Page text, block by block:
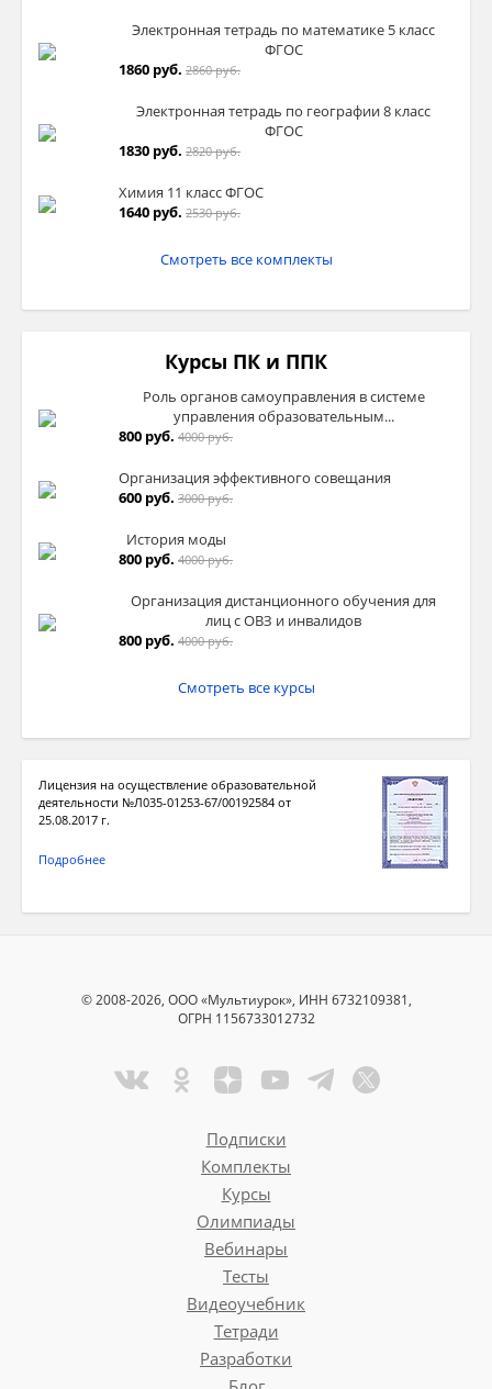
Электронная тетрадь по математике 5 класс
ФГОС
1860 руб. 2860 руб.
Электронная тетрадь по географии 8 класс
ФГОС
1830 руб. 2820 руб.
Химия 11 класс ФГОС
1640 руб. 2530 руб.
Смотреть все комплекты
Курсы ПК и ППК
Роль органов самоуправления в системе
управления образовательным...
800 руб. 4000 руб.
Организация эффективного совещания
600 руб. 3000 руб.
История моды
800 руб. 4000 руб.
Организация дистанционного обучения для
лиц с ОВЗ и инвалидов
800 руб. 4000 руб.
Смотреть все курсы
Лицензия на осуществление образовательной
деятельности №Л035-01253-67/00192584 от
25.08.2017 г.
Подробнее
© 2008-2026, ООО «Мультиурок», ИНН 6732109381,
ОГРН 1156733012732
Подписки
Комплекты
Курсы
Олимпиады
Вебинары
Тесты
Видеоучебник
Тетради
Разработки